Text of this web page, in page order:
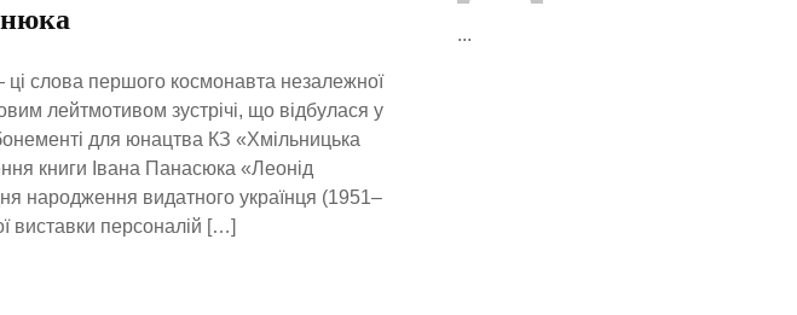
слова першого космонавта незалежної
лейтмотивом зустрічі, що відбулася у
для юнацтва КЗ «Хмільницька
книги Івана Панасюка «Леонід
народження видатного українця (1951–
виставки персоналій […]
...